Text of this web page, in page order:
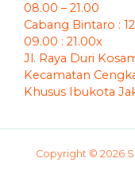
08.00 – 21.00
Cabang Bintaro :
09.00 : 21.00x
Jl. Raya Duri
Kecamatan
Khusus Ibukota
Copyright © 2026